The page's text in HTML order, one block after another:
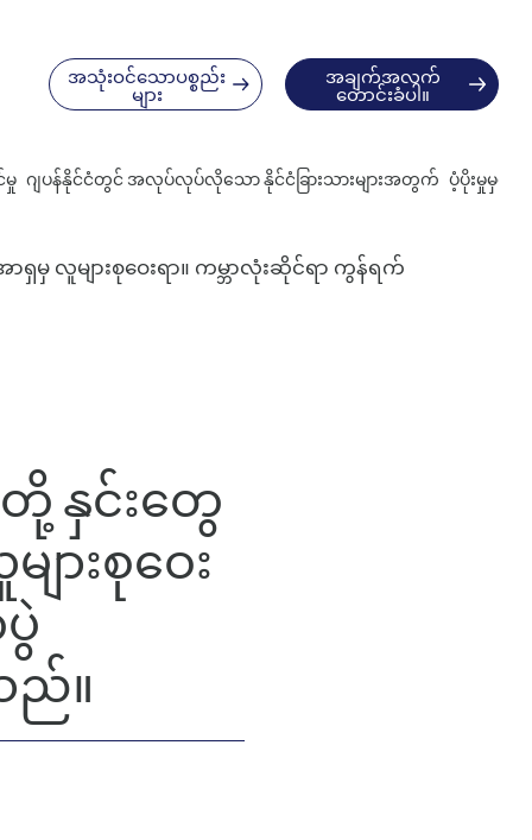
အသုံးဝင်သောပစ္စည်း
များ
အချက်အလက်
တောင်းခံပါ။
မှု ဂျပန်နိုင်ငံတွင် အလုပ်လုပ်လိုသော နိုင်ငံခြားသားများအတွက် ပံ့ပိုးမှုမှတ်
ရှမှ လူများစုဝေးရာ။ ကမ္ဘာလုံးဆိုင်ရာ ကွန်ရက်
တို့ နှင်းတွေ
ားစုဝေး
ည်။